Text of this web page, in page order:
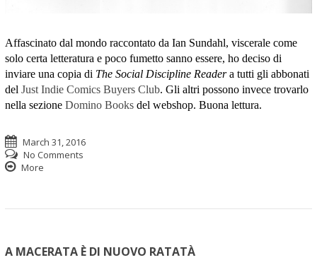
Affascinato dal mondo raccontato da Ian Sundahl, viscerale come
solo certa letteratura e poco fumetto sanno essere, ho deciso di
inviare una copia di The Social Discipline Readera tutti gli abbonati
del Just Indie Comics Buyers Club. Gli altri possono invece trovarlo
nella sezione Domino Booksdel webshop. Buona lettura.
March 31, 2016
No Comments
More
A MACERATA È DI NUOVO RATATÀ